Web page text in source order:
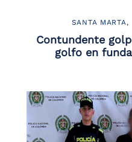
SANTA MARTA
Contundente
golfo en